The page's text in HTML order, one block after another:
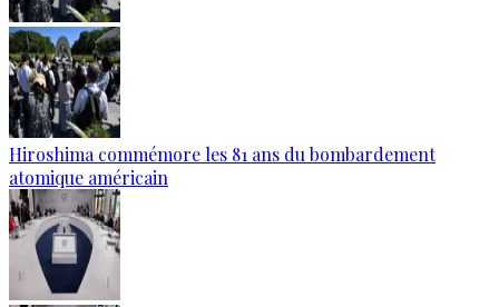
Hiroshima commémore les 81 ans du bombardement
atomique américain